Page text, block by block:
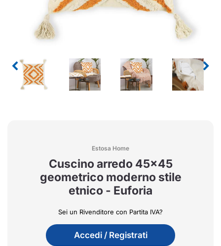
Estosa Home
Cuscino arredo 45x45
geometrico moderno stile
etnico - Euforia
Sei un Rivenditore con Partita IVA?
Accedi / Registrati